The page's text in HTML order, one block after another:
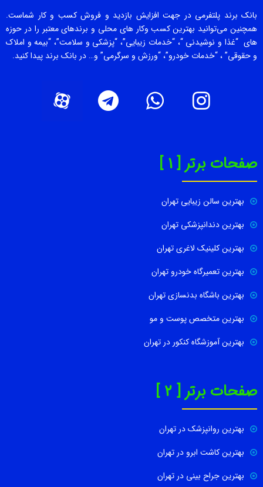
بانک برند پلتفرمی در جهت افزایش بازدید و فروش کسب و کار شماست.
همچنین می‌توانید بهترین کسب وکار های محلی و برندهای معتبر را در حوزه
های “غذا و نوشیدنی “، “خدمات زیبایی”، “پزشکی و سلامت”، “بیمه و املاک
و حقوقی” ، “خدمات خودرو”، “ورزش و سرگرمی” و… در بانک برند پیدا کنید.
صفحات برتر [ 1 ]
بهترین سالن زیبایی تهران
بهترین دندانپزشکی تهران
بهترین کلینیک لاغری تهران
بهترین تعمیرگاه خودرو تهران
بهترین باشگاه بدنسازی تهران
بهترین متخصص پوست و مو
بهترین آموزشگاه کنکور در تهران
صفحات برتر [ 2 ]
بهترین روانپزشک در تهران
بهترین کاشت ابرو در تهران
بهترین جراح بینی در تهران